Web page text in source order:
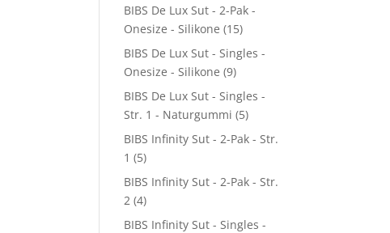
BIBS De Lux Sut - 2-Pak -
Onesize - Silikone (15)
BIBS De Lux Sut - Singles -
Onesize - Silikone (9)
BIBS De Lux Sut - Singles -
Str. 1 - Naturgummi (5)
BIBS Infinity Sut - 2-Pak - Str.
1 (5)
BIBS Infinity Sut - 2-Pak - Str.
2 (4)
BIBS Infinity Sut - Singles -